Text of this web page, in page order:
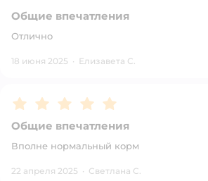
Общие впечатления
Отлично
18 июня 2025 · Елизавета С.
Рейтинг:5
Общие впечатления
Вполне нормальный корм
22 апреля 2025 · Светлана С.